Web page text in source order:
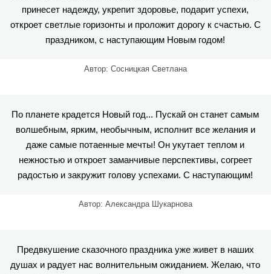
принесет надежду, укрепит здоровье, подарит успехи,
откроет светлые горизонты и проложит дорогу к счастью. С
праздником, с наступающим Новым годом!
Автор: Сосницкая Светлана
По планете крадется Новый год... Пускай он станет самым
волшебным, ярким, необычным, исполнит все желания и
даже самые потаенные мечты! Он укутает теплом и
нежностью и откроет заманчивые перспективы, согреет
радостью и закружит голову успехами. С наступающим!
Автор: Александра Шукарнова
Предвкушение сказочного праздника уже живет в наших
душах и радует нас волнительным ожиданием. Желаю, что